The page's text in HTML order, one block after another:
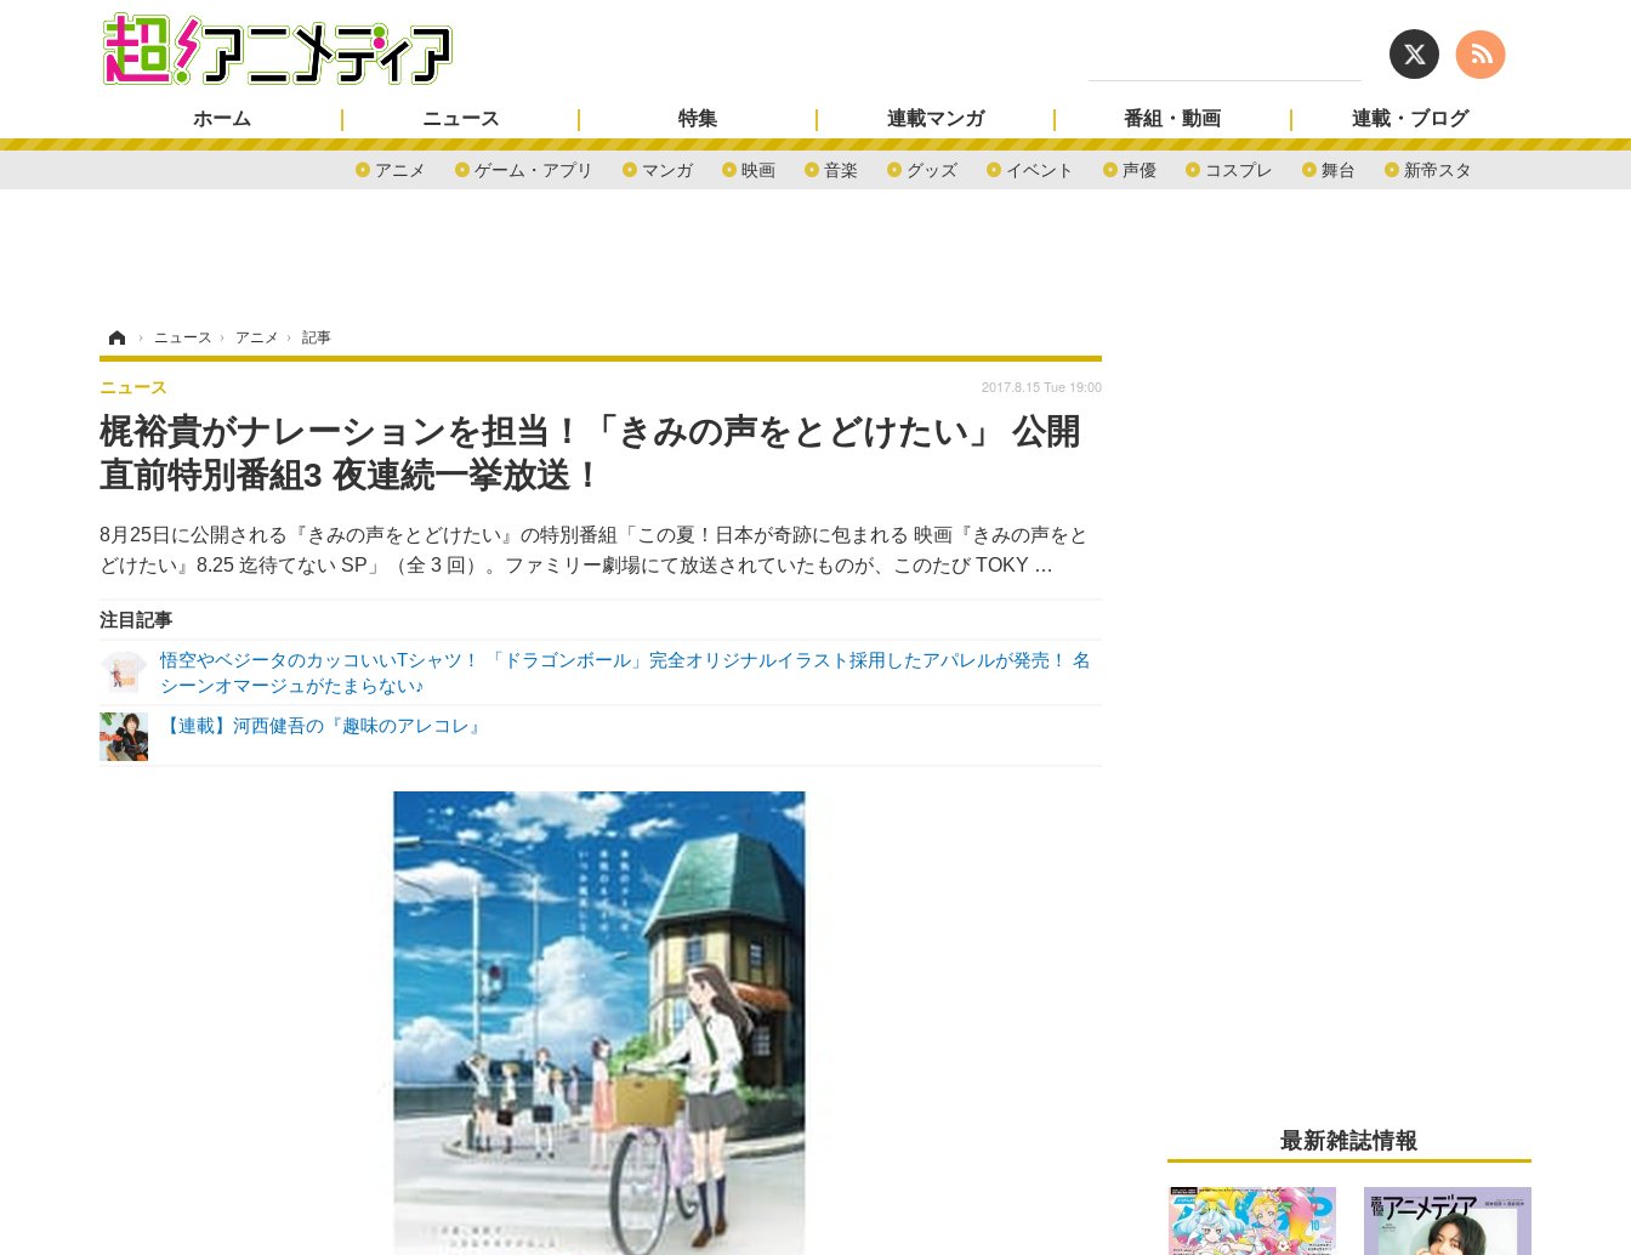
ホーム ニュース
アニメ ゲーム・アプリ マンガ 映画 音楽 グッズ イベント 声優 コスプレ 舞台 新帝スタ
特集 連載マンガ 番組・動画 連載・ブログ
› ニュース › アニメ › 記事
梶裕貴がナレーションを担当！「きみの声をとどけたい」 公開
直前特別番組3 夜連続一挙放送！
8月25日に公開される『きみの声をとどけたい』の特別番組「この夏！日本が奇跡に包まれる 映画『きみの声をと
どけたい』8.25 迄待てない SP」（全 3 回）。ファミリー劇場にて放送されていたものが、このたび TOKY …
ニュース 2017.8.15 Tue 19:00
注目記事
悟空やベジータのカッコいいTシャツ！ 「ドラゴンボール」完全オリジナルイラスト採用したアパレルが発売！ 名
シーンオマージュがたまらない♪
【連載】河西健吾の『趣味のアレコレ』
最新雑誌情報